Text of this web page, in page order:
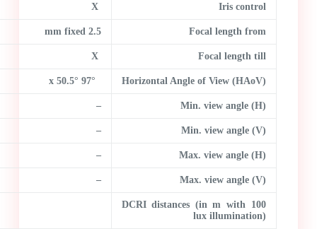
Iris control
X
Focal length from
2.5 mm fixed
Focal length till
X
Horizontal Angle of View (HAoV)
97° x 50.5°
Min. view angle (H)
–
Min. view angle (V)
–
Max. view angle (H)
–
Max. view angle (V)
–
DCRI distances (in m with 100
lux illumination)